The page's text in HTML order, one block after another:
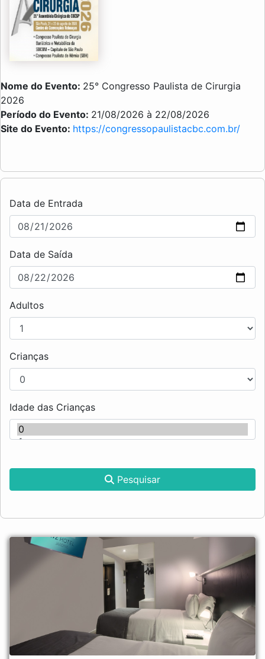
Nome do Evento: 25° Congresso Paulista de Cirurgia
2026
Período do Evento: 21/08/2026 à 22/08/2026
Site do Evento: https://congressopaulistacbc.com.br/
Data de Entrada
Data de Saída
Adultos
Crianças
Idade das Crianças
Pesquisar